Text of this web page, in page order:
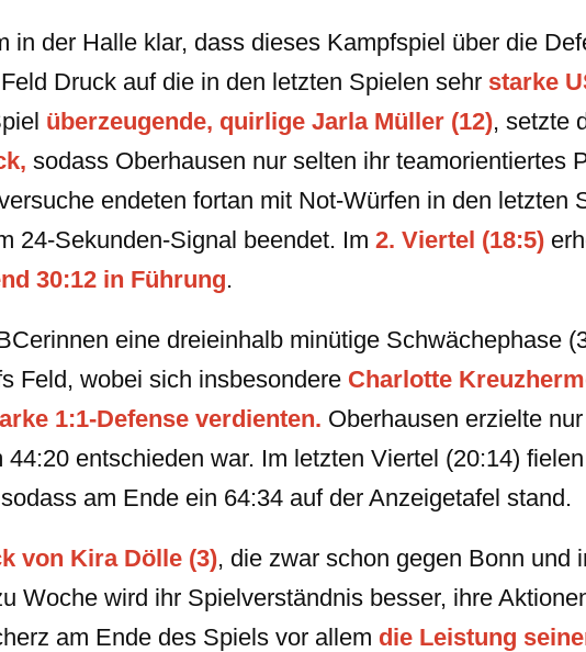
in der Halle klar, dass dieses Kampfspiel über die
Druck auf die in den letzten Spielen sehr starke
überzeugende, quirlige Jarla Müller (12), setzte
sodass Oberhausen nur selten ihr teamorientiertes
endeten fortan mit Not-Würfen in den letzten
24-Sekunden-Signal beendet. Im 2. Viertel (18:5)
30:12 in Führung.
eine dreieinhalb minütige Schwächephase
Feld, wobei sich insbesondere Charlotte
1:1-Defense verdienten. Oberhausen erzielte
entschieden war. Im letzten Viertel (20:14)
am Ende ein 64:34 auf der Anzeigetafel stand.
von Kira Dölle (3), die zwar schon gegen Bonn und
Woche wird ihr Spielverständnis besser, ihre
am Ende des Spiels vor allem die Leistung